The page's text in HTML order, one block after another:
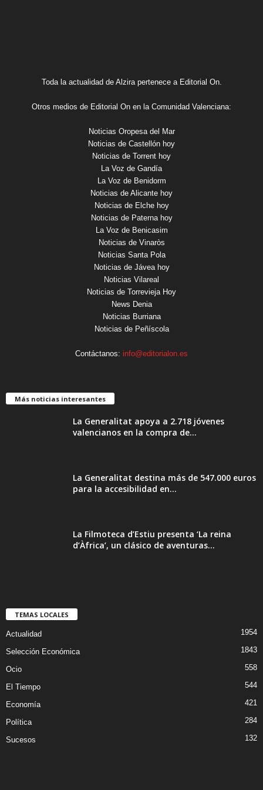
Toda la actualidad de Alzira pertenece a Editorial On.
Otros medios de Editorial On en la Comunidad Valenciana:
Noticias Oropesa del Mar
Noticias de Castellón hoy
Noticias de Torrent hoy
La Voz de Gandía
La Voz de Benidorm
Noticias de Alicante hoy
Noticias de Elche hoy
Noticias de Paterna hoy
La Voz de Benicasim
Noticias de Vinaròs
Noticias Santa Pola
Noticias de Jávea hoy
Noticias Vilareal
Noticias de Torrevieja Hoy
News Denia
Noticias Burriana
Noticias de Peñíscola
Contáctanos: info@editorialon.es
Más noticias interesantes
La Generalitat apoya a 2.718 jóvenes
valencianos en la compra de...
La Generalitat destina más de 547.000 euros
para la accesibilidad en...
La Filmoteca d’Estiu presenta ‘La reina
d’Àfrica’, un clásico de aventuras...
TEMAS LOCALES
Actualidad 1954
Selección Económica 1843
Ocio 558
El Tiempo 544
Economía 421
Política 284
Sucesos 132